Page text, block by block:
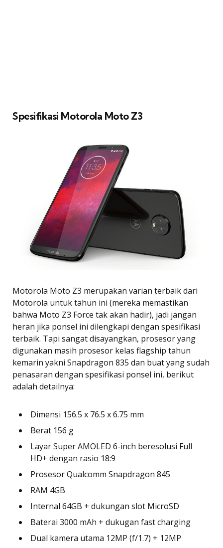
Spesifikasi Motorola Moto Z3
Motorola Moto Z3 merupakan varian terbaik dari
Motorola untuk tahun ini (mereka memastikan
bahwa Moto Z3 Force tak akan hadir), jadi jangan
heran jika ponsel ini dilengkapi dengan spesifikasi
terbaik. Tapi sangat disayangkan, prosesor yang
digunakan masih prosesor kelas flagship tahun
kemarin yakni Snapdragon 835 dan buat yang sudah
penasaran dengan spesifikasi ponsel ini, berikut
adalah detailnya:
Dimensi 156.5 x 76.5 x 6.75 mm
Berat 156 g
Layar Super AMOLED 6-inch beresolusi Full
HD+ dengan rasio 18:9
Prosesor Qualcomm Snapdragon 845
RAM 4GB
Internal 64GB + dukungan slot MicroSD
Baterai 3000 mAh + dukugan fast charging
Dual kamera utama 12MP (f/1.7) + 12MP